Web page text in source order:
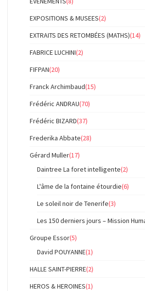
EXPOSITIONS & MUSEES(2)
EXTRAITS DES RETOMBÉES (MATHS)(14)
FABRICE LUCHINI(2)
FIFPAN(20)
Franck Archimbaud(15)
Frédéric ANDRAU(70)
Frédéric BIZARD(37)
Frederika Abbate(28)
Gérard Muller(17)
Daintree La foret intelligente(2)
L'âme de la fontaine étourdie(6)
Le soleil noir de Tenerife(3)
Les 150 derniers jours – Mission
Groupe Essor(5)
David POUYANNE(1)
HALLE SAINT-PIERRE(2)
HEROS & HEROINES(1)